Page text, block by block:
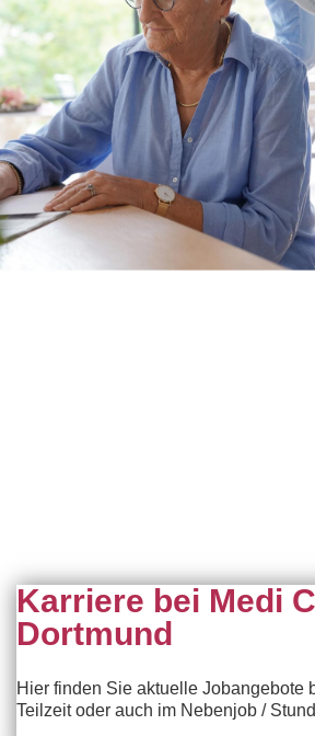
Karriere bei Medi
Dortmund
Hier finden Sie aktuelle Jobangebote
Teilzeit oder auch im Nebenjob /